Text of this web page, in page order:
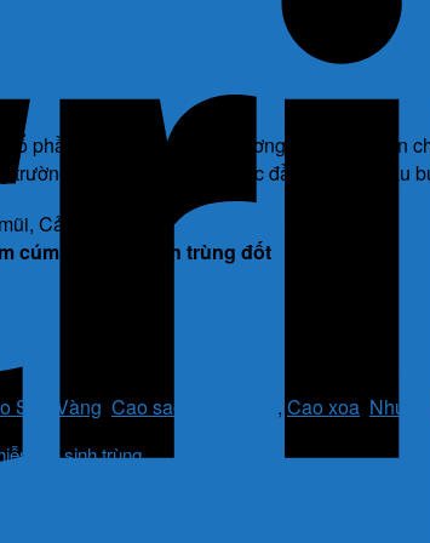
cổ phần dược phẩm Trung Ương 3, thành
trường hợp bị cảm cúm, nhức đầu, sổ mũi, đau
cúm, muỗi và côn trùng đốt
Sao Vàng Cao sao vàng TW3 , Cao xoa Nhức